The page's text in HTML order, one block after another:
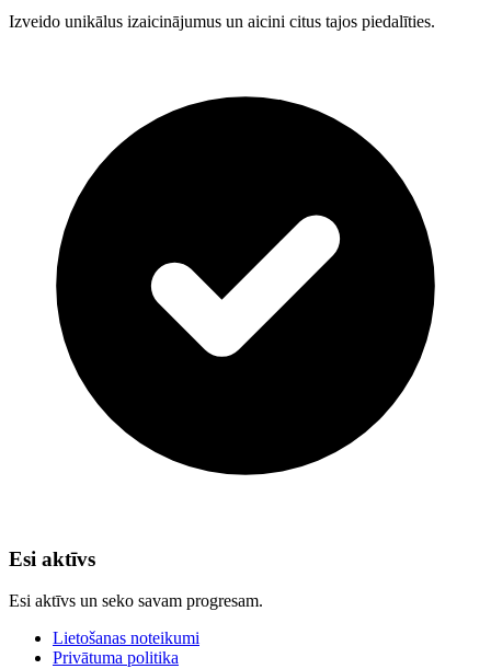
Izveido unikālus izaicinājumus un aicini citus tajos piedalīties.
Esi aktīvs
Esi aktīvs un seko savam progresam.
Lietošanas noteikumi
Privātuma politika